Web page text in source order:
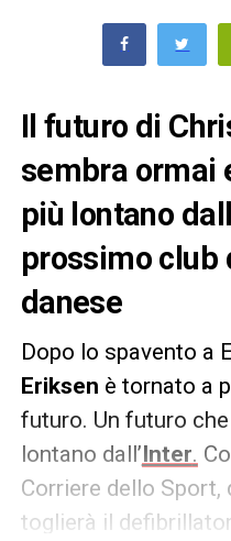
Il futuro di
sembra ormai
più lontano
prossimo club
danese
Dopo lo spavento a
Eriksen è tornato a
futuro. Un futuro
lontano dall’Inter.
Corriere dello
toglierà il